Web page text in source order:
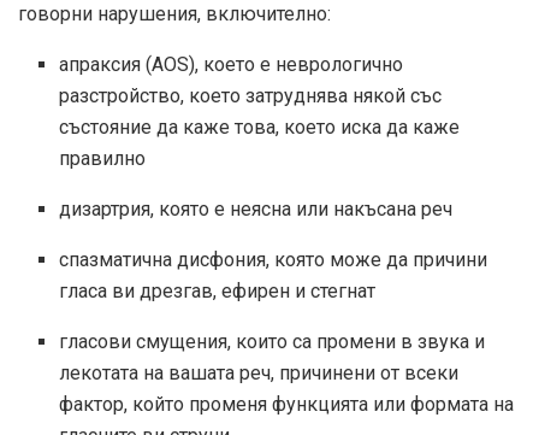
говорни нарушения, включително:
апраксия (AOS), което е неврологично
разстройство, което затруднява някой със
състояние да каже това, което иска да каже
правилно
дизартрия, която е неясна или накъсана реч
спазматична дисфония, която може да причини
гласа ви дрезгав, ефирен и стегнат
гласови смущения, които са промени в звука и
лекотата на вашата реч, причинени от всеки
фактор, който променя функцията или формата на